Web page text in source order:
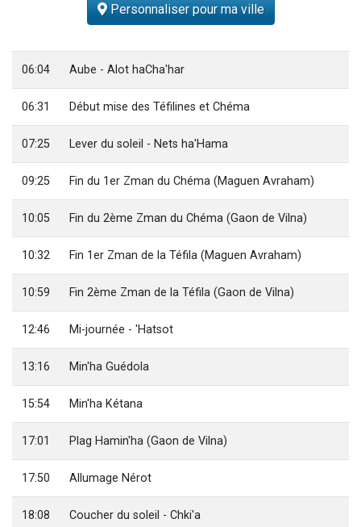
3 personnes viennent de faire un don pour Événements Torah-Box
Il reste 49 places pour étudier en groupe sur Zoom
Personnaliser pour ma ville
06:04 Aube - Alot haCha'har
06:31 Début mise des Téfilines et Chéma
07:25 Lever du soleil - Nets ha'Hama
09:25 Fin du 1er Zman du Chéma (Maguen Avraham)
10:05 Fin du 2ème Zman du Chéma (Gaon de Vilna)
10:32 Fin 1er Zman de la Téfila (Maguen Avraham)
10:59 Fin 2ème Zman de la Téfila (Gaon de Vilna)
12:46 Mi-journée - 'Hatsot
13:16 Min'ha Guédola
15:54 Min'ha Kétana
17:01 Plag Hamin'ha (Gaon de Vilna)
17:50 Allumage Nérot
18:08 Coucher du soleil - Chki'a